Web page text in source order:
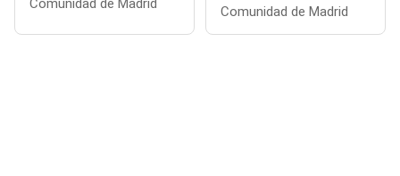
Comunidad de Madrid